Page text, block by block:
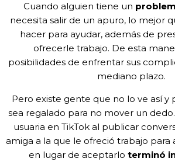
Cuando alguien tiene un
necesita salir de un apuro, lo mejor
hacer para ayudar, además de
ofrecerle trabajo. De esta
posibilidades de enfrentar sus
mediano plazo.
Pero existe gente que no lo ve así
sea regalado para no mover un
usuaria en TikTok al publicar
amiga a la que le ofreció trabajo para
en lugar de aceptarlo terminó